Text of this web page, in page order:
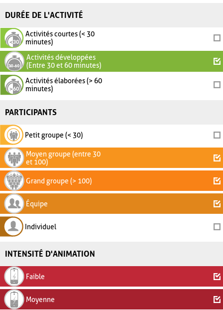
DURÉE DE L'ACTIVITÉ
Activités courtes (< 30
minutes)
Activités développées
(Entre 30 et 60 minutes)
Activités élaborées (> 60
minutes)
PARTICIPANTS
Petit groupe (< 30)
Moyen groupe (entre 30
et 100)
Grand groupe (> 100)
Équipe
Individuel
INTENSITÉ D'ANIMATION
Faible
Moyenne